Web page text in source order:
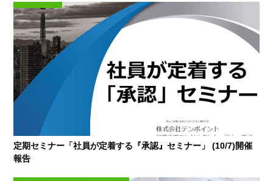
定期セミナー「社員が定着する『承認』セミナー」 (10/7)開催
報告